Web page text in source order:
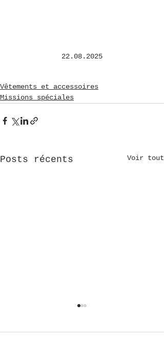
22.08.2025
Vêtements et accessoires
Missions spéciales
Posts récents Voir tout